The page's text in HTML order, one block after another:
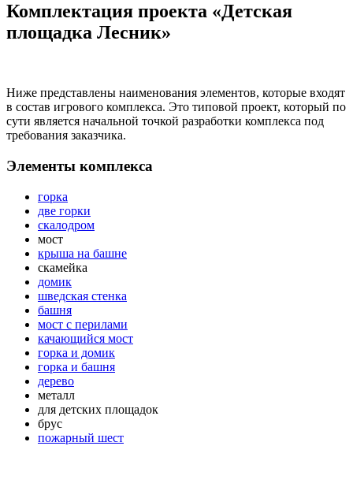
Комплектация проекта «Детская
площадка Лесник»
Ниже представлены наименования элементов, которые входят
в состав игрового комплекса. Это типовой проект, который по
сути является начальной точкой разработки комплекса под
требования заказчика.
Элементы комплекса
горка
две горки
скалодром
мост
крыша на башне
скамейка
домик
шведская стенка
башня
мост с перилами
качающийся мост
горка и домик
горка и башня
дерево
металл
для детских площадок
брус
пожарный шест